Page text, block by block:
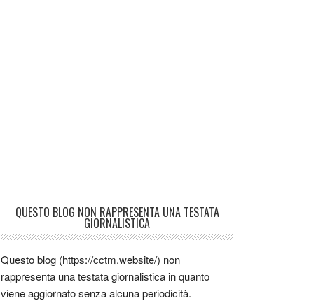
QUESTO BLOG NON RAPPRESENTA UNA TESTATA
GIORNALISTICA
Questo blog (https://cctm.website/) non
rappresenta una testata giornalistica in quanto
viene aggiornato senza alcuna periodicità.